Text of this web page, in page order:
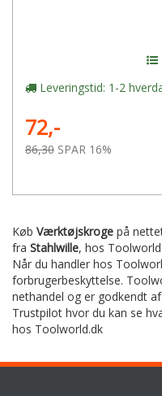
Leveringstid: 1-2
72,-
86,30 SPAR 16%
Køb Værktøjskroge på
fra Stahlwille, hos
Når du handler hos
forbrugerbeskyttelse.
nethandel og er godkendt
Trustpilot hvor du kan se
hos Toolworld.dk